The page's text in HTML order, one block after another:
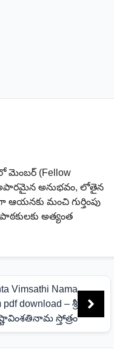
(Fellow
అపారమైన అనుభవం, లోతైన
మంచి గుర్తింపు
అత్యంత
Vimsathi Nama
pdf download – శ్రీ
స్తోత్రం